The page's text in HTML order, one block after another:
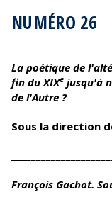
NUMÉRO 26
La poétique de
fin du XIXe jusqu'à
de l'Autre ?
Sous la direction
François Gachot.